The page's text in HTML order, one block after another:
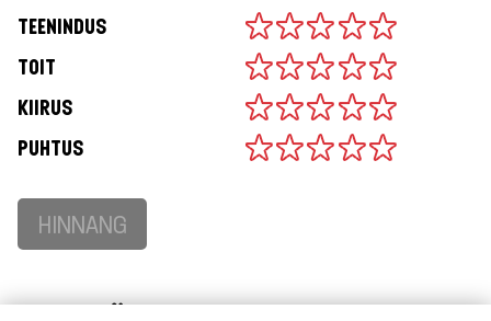
TEENINDUS
TOIT
KIIRUS
PUHTUS
HINNANG